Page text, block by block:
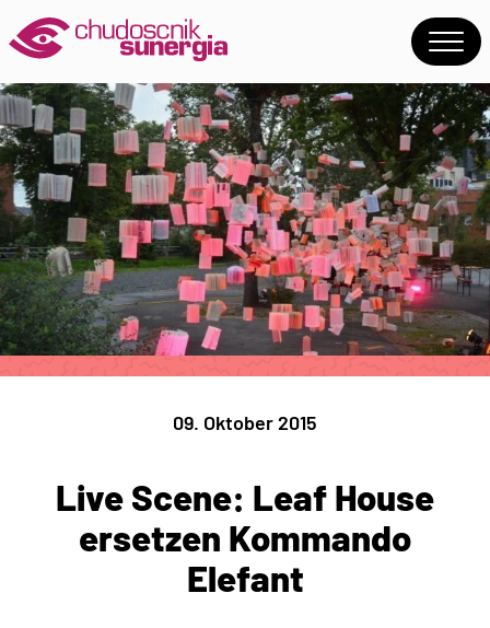
09. Oktober 2015
Live Scene: Leaf House
ersetzen Kommando
Elefant